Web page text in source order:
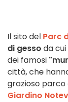
Il sito del Parc
di gesso da
dei famosi
città, che
grazioso
Giardino